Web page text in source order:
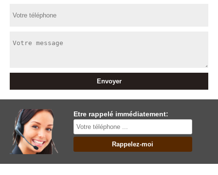
Etre rappelé immédiatement: